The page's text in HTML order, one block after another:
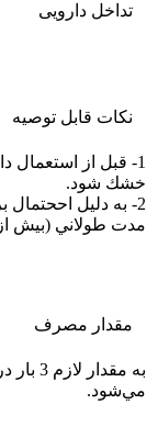
تداخل دارویی
نکات قابل توصيه
1- قبل از
خشك شود.
2- به دليل
مدت طولاني (بيش از 10 روز) يا در بيمارستان‌ها توصيه نمي‌شود.
مقدار مصرف
مي‌شود.